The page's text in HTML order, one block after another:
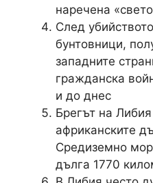
наречена
След
бунтовници,
западните
гражданска
и до днес
Брегът на
африканските
Средиземно
дълга 1770